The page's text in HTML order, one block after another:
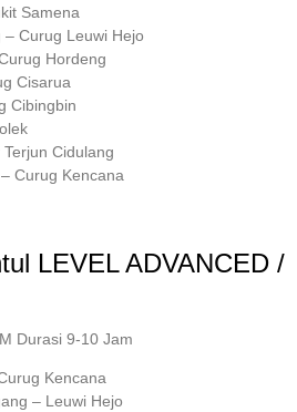
Samena
Curug Leuwi Hejo
Hordeng
Cisarua
Cibingbin
Cidulang
Curug Kencana
LEVEL ADVANCED /
Durasi 9-10 Jam
Kencana
– Leuwi Hejo